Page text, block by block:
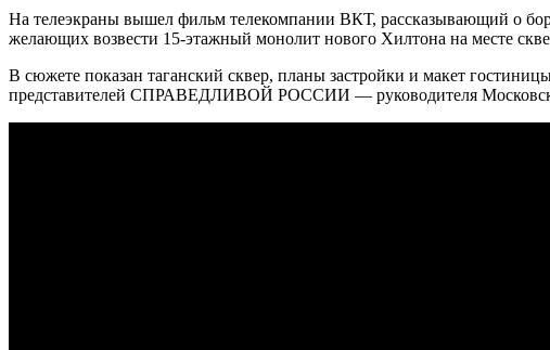
На телеэкраны вышел фильм телекомпании ВКТ, рассказывающий о
желающих возвести 15-этажный монолит нового Хилтона на месте
В сюжете показан таганский сквер, планы застройки и макет
представителей СПРАВЕДЛИВОЙ РОССИИ — руководителя